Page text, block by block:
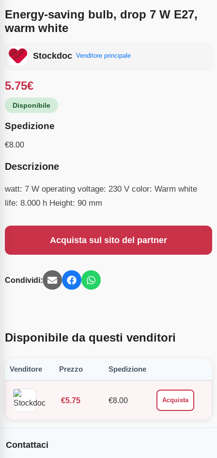
Energy-saving bulb, drop 7 W E27,
warm white
Stockdoc Venditore principale
5.75€
Disponibile
Spedizione
€8.00
Descrizione
watt: 7 W operating voltage: 230 V color: Warm white
life: 8.000 h Height: 90 mm
Acquista sul sito del partner
Condividi:
Disponibile da questi venditori
Venditore Prezzo Spedizione
€5.75 €8.00 Acquista
Contattaci